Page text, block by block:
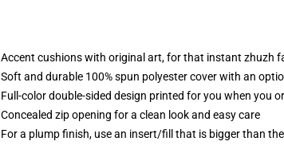
Accent cushions with original art, for that instant zhuzh
Soft and durable 100% spun polyester cover with an
Full-color double-sided design printed for you when you
Concealed zip opening for a clean look and easy care
For a plump finish, use an insert/fill that is bigger than